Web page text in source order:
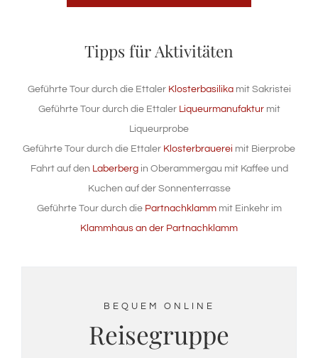
Tipps für Aktivitäten
Geführte Tour durch die Ettaler Klosterbasilikamit Sakristei
Geführte Tour durch die Ettaler Liqueurmanufakturmit
Liqueurprobe
Geführte Tour durch die Ettaler Klosterbrauerei mit Bierprobe
Fahrt auf den Laberbergin Oberammergau mit Kaffee und
Kuchen auf der Sonnenterrasse
Geführte Tour durch die Partnachklammmit Einkehr im
Klammhaus an der Partnachklamm
BEQUEM ONLINE
Reisegruppe